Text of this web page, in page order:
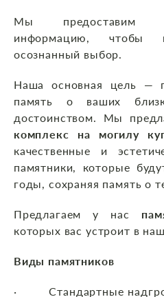
Мы предоставим
информацию, чтобы
осознанный выбор.
Наша основная цель —
память о ваших
достоинством. Мы
комплекс на могилу
качественные и
памятники, которые
годы, сохраняя память о
Предлагаем у нас
которых вас устроит в
Виды памятников
· Стандартные